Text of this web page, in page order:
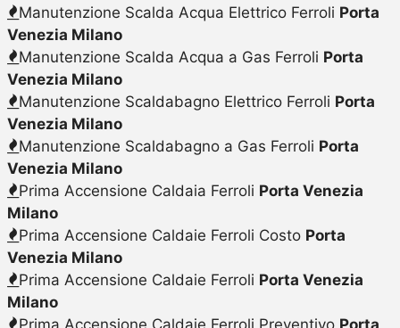
Manutenzione Scalda Acqua Elettrico Ferroli Porta
Venezia Milano
Manutenzione Scalda Acqua a Gas Ferroli Porta
Venezia Milano
Manutenzione Scaldabagno Elettrico Ferroli Porta
Venezia Milano
Manutenzione Scaldabagno a Gas Ferroli Porta
Venezia Milano
Prima Accensione Caldaia Ferroli Porta Venezia
Milano
Prima Accensione Caldaie Ferroli Costo Porta
Venezia Milano
Prima Accensione Caldaie Ferroli Porta Venezia
Milano
Prima Accensione Caldaie Ferroli Preventivo Porta